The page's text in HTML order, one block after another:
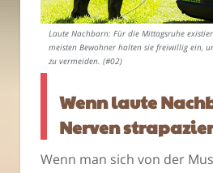
Laute Nachbarn: Für die Mittagsruhe
meisten Bewohner halten sie freiwillig ein,
zu vermeiden. (#02)
Wenn laute
Nerven
Wenn man sich von der